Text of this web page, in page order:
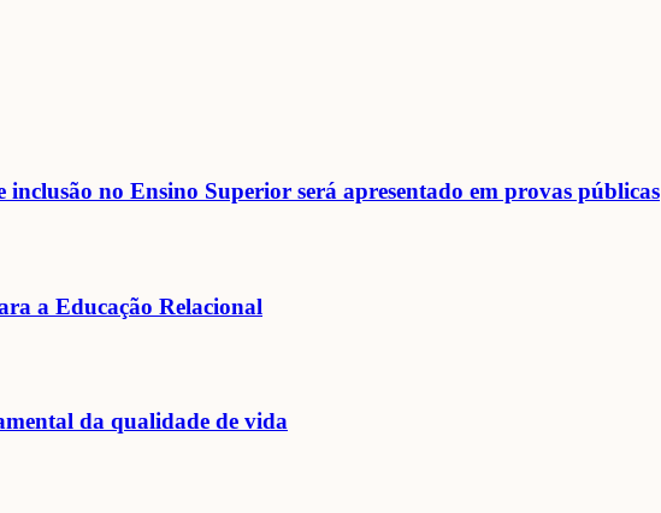
no Ensino Superior será apresentado em provas públicas
a Educação Relacional
da qualidade de vida